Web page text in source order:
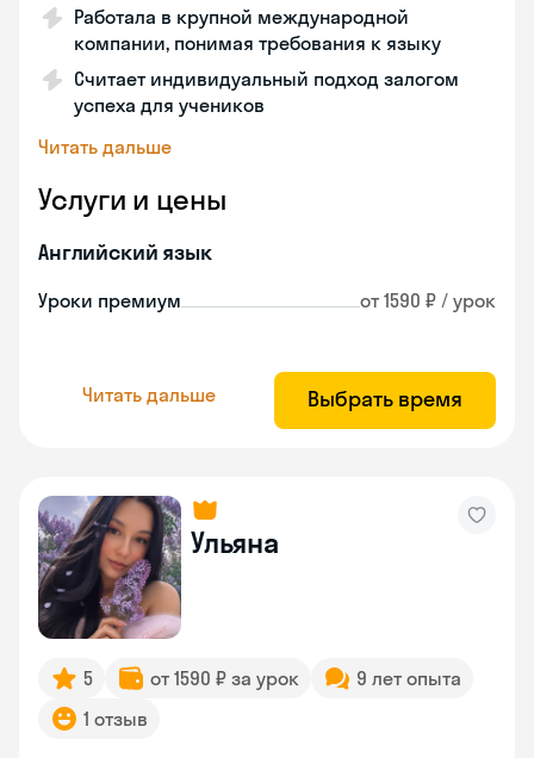
Работала в крупной международной
компании, понимая требования к языку
Считает индивидуальный подход залогом
успеха для учеников
Читать дальше
Услуги и цены
Английский язык
Уроки премиум от 1590 ₽ / урок
Читать дальше Выбрать время
Ульяна
5 от 1590 ₽ за урок
9 лет опыта
1 отзыв